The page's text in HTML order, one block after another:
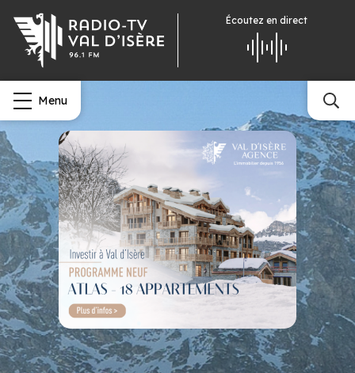
Écoutez en direct
Menu